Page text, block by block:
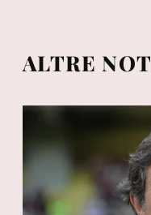
ALTRE